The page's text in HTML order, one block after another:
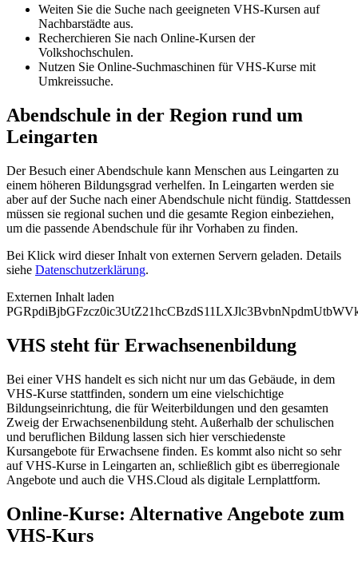
Weiten Sie die Suche nach geeigneten VHS-Kursen auf
Nachbarstädte aus.
Recherchieren Sie nach Online-Kursen der
Volkshochschulen.
Nutzen Sie Online-Suchmaschinen für VHS-Kurse mit
Umkreissuche.
Abendschule in der Region rund um
Leingarten
Der Besuch einer Abendschule kann Menschen aus Leingarten zu
einem höheren Bildungsgrad verhelfen. In Leingarten werden sie
aber auf der Suche nach einer Abendschule nicht fündig. Stattdessen
müssen sie regional suchen und die gesamte Region einbeziehen,
um die passende Abendschule für ihr Vorhaben zu finden.
Bei Klick wird dieser Inhalt von externen Servern geladen. Details
siehe Datenschutzerklärung.
Externen Inhalt laden
VHS steht für Erwachsenenbildung
Bei einer VHS handelt es sich nicht nur um das Gebäude, in dem
VHS-Kurse stattfinden, sondern um eine vielschichtige
Bildungseinrichtung, die für Weiterbildungen und den gesamten
Zweig der Erwachsenenbildung steht. Außerhalb der schulischen
und beruflichen Bildung lassen sich hier verschiedenste
Kursangebote für Erwachsene finden. Es kommt also nicht so sehr
auf VHS-Kurse in Leingarten an, schließlich gibt es überregionale
Angebote und auch die VHS.Cloud als digitale Lernplattform.
Online-Kurse: Alternative Angebote zum
VHS-Kurs